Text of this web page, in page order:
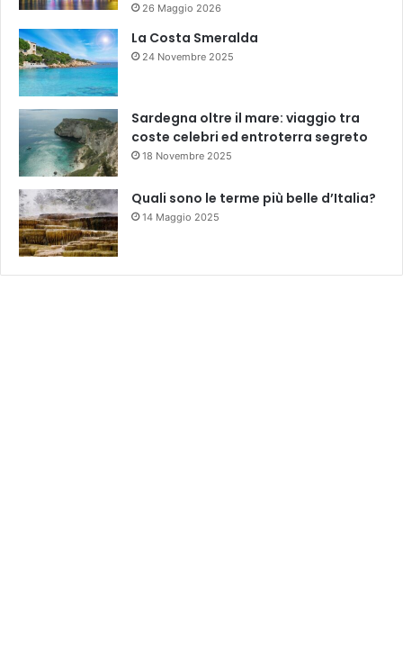
26 Maggio 2026
La Costa Smeralda
24 Novembre 2025
Sardegna oltre il mare: viaggio tra
coste celebri ed entroterra segreto
18 Novembre 2025
Quali sono le terme più belle d’Italia?
14 Maggio 2025